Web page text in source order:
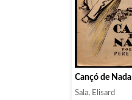
Cançó de Nadal
Sala, Elisard